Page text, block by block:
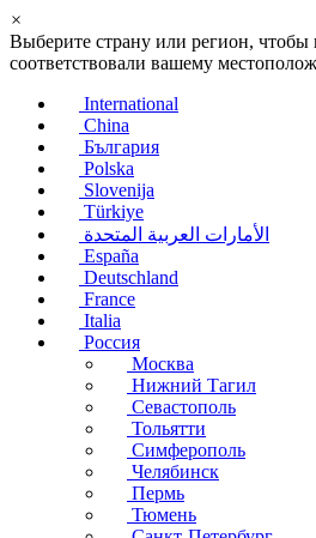
×
Выберите страну или регион, чтобы
соответствовали вашему
International
China
България
Polska
Slovenija
Türkiye
الأمارات العربية المتحدة
España
Deutschland
France
Italia
Россия
Москва
Нижний Тагил
Севастополь
Тольятти
Симферополь
Челябинск
Пермь
Тюмень